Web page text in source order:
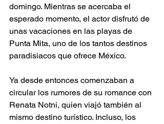
domingo. Mientras se acercaba el
esperado momento, el actor disfrutó de
unas vacaciones en las playas de
Punta Mita, uno de los tantos destinos
paradisiacos que ofrece México.
Ya desde entonces comenzaban a
circular los rumores de su romance con
Renata Notni, quien viajó también al
mismo destino turístico. Incluso, los